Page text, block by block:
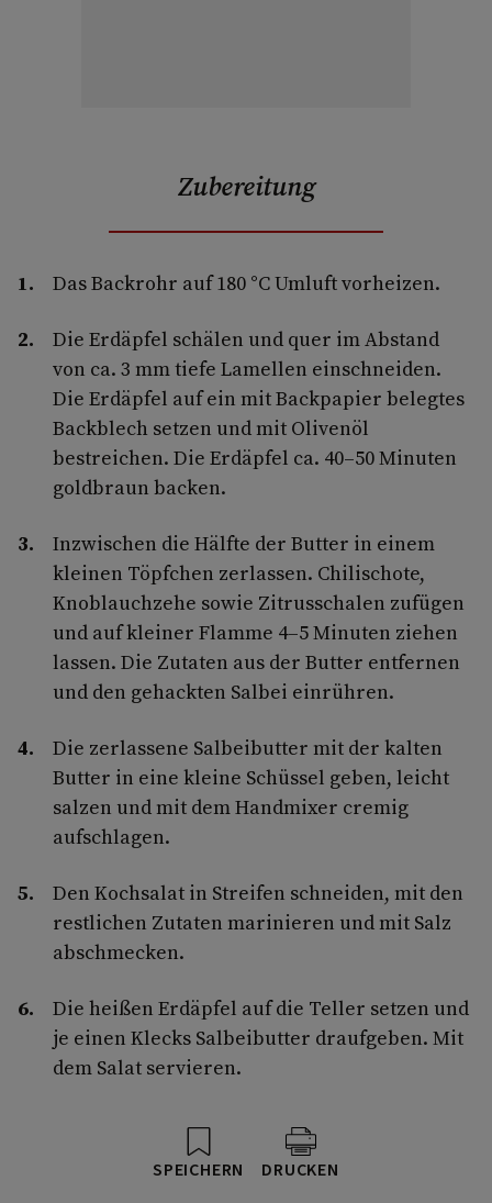
Zubereitung
Das Backrohr auf 180 °C Umluft vorheizen.
Die Erdäpfel schälen und quer im Abstand
von ca. 3 mm tiefe Lamellen einschneiden.
Die Erdäpfel auf ein mit Backpapier belegtes
Backblech setzen und mit Olivenöl
bestreichen. Die Erdäpfel ca. 40–50 Minuten
goldbraun backen.
Inzwischen die Hälfte der Butter in einem
kleinen Töpfchen zerlassen. Chilischote,
Knoblauchzehe sowie Zitrusschalen zufügen
und auf kleiner Flamme 4–5 Minuten ziehen
lassen. Die Zutaten aus der Butter entfernen
und den gehackten Salbei einrühren.
Die zerlassene Salbeibutter mit der kalten
Butter in eine kleine Schüssel geben, leicht
salzen und mit dem Handmixer cremig
aufschlagen.
Den Kochsalat in Streifen schneiden, mit den
restlichen Zutaten marinieren und mit Salz
abschmecken.
Die heißen Erdäpfel auf die Teller setzen und
je einen Klecks Salbeibutter draufgeben. Mit
dem Salat servieren.
SPEICHERN DRUCKEN